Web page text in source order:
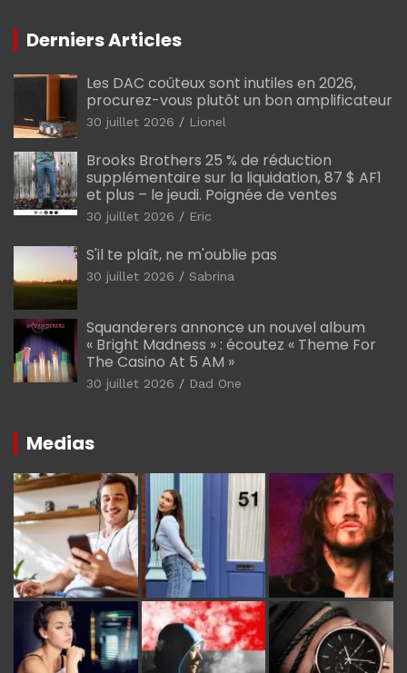
Derniers Articles
Les DAC coûteux sont inutiles en 2026,
procurez-vous plutôt un bon amplificateur
30 juillet 2026 Lionel
Brooks Brothers 25 % de réduction
supplémentaire sur la liquidation, 87 $ AF1
et plus – le jeudi. Poignée de ventes
30 juillet 2026 Eric
S'il te plaît, ne m'oublie pas
30 juillet 2026 Sabrina
Squanderers annonce un nouvel album
« Bright Madness » : écoutez « Theme For
The Casino At 5 AM »
30 juillet 2026 Dad One
Medias